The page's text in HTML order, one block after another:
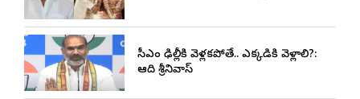
సీఎం ఢిల్లీకి వెళ్లకపోతే.. ఎక్కడికి వెళ్లాలి?:
ఆది శ్రీనివాస్